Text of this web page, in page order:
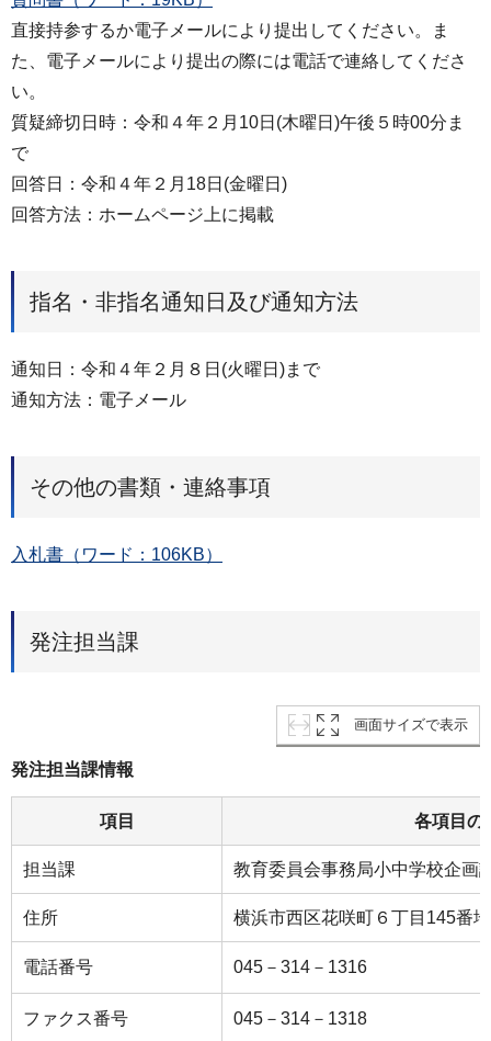
直接持参するか電子メールにより提出してください。ま
た、電子メールにより提出の際には電話で連絡してくださ
い。
質疑締切日時：令和４年２月10日(木曜日)午後５時00分ま
で
回答日：令和４年２月18日(金曜日)
回答方法：ホームページ上に掲載
指名・非指名通知日及び通知方法
通知⽇：令和４年２月８日(火曜日)まで
通知⽅法：電子メール
その他の書類・連絡事項
入札書（ワード：106KB）
発注担当課
画面サイズで表示
発注担当課情報
項目 各項目の
担当課 教育委員会事務局小中学校企画
住所 横浜市西区花咲町６丁目145番
電話番号 045－314－1316
ファクス番号 045－314－1318